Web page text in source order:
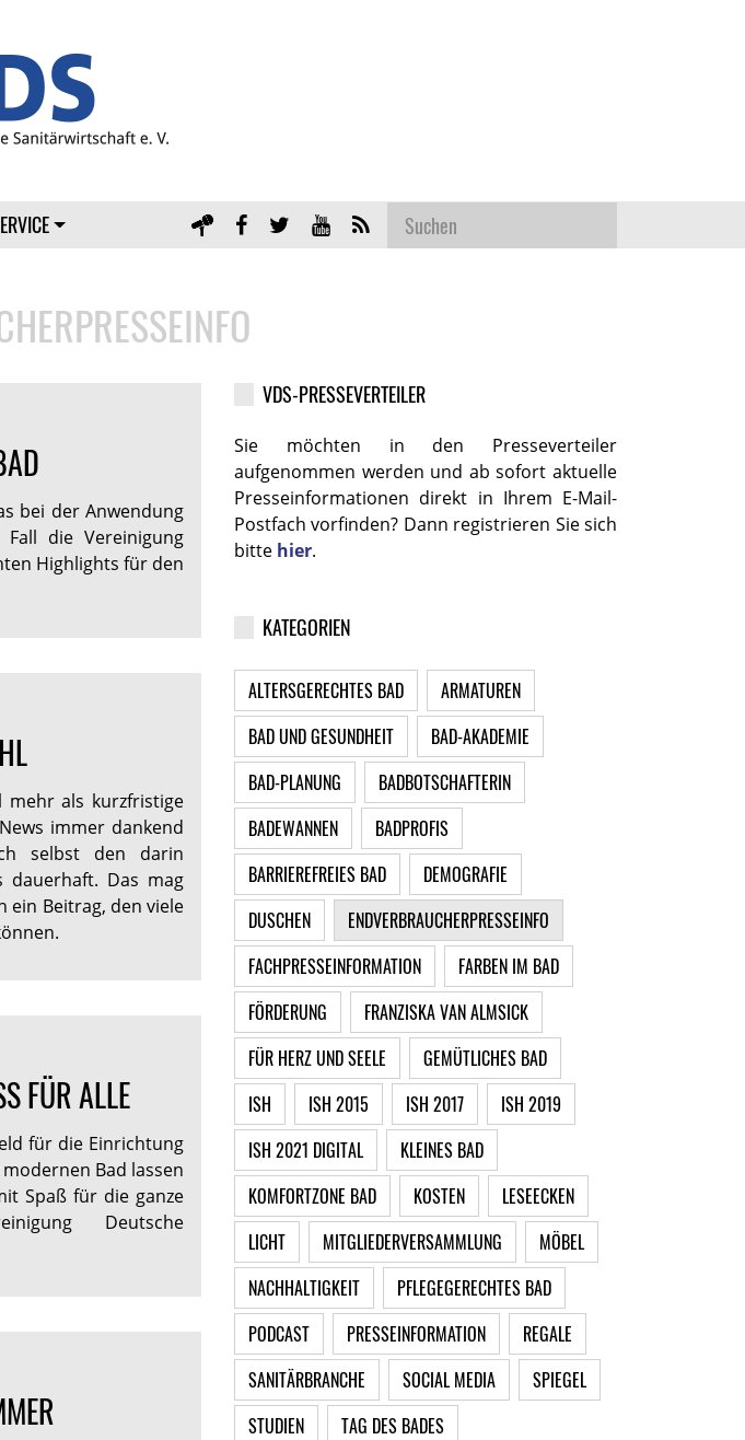
bei der Anwendung
die Vereinigung
Highlights für den
mehr als kurzfristige
immer dankend
selbst den darin
dauerhaft. Das mag
Beitrag, den viele
FÜR ALLE
für die Einrichtung
Bad lassen
Spaß für die ganze
Deutsche
VDS-PRESSEVERTEILER
Sie möchten in den Presseverteiler
aufgenommen werden und ab sofort aktuelle
Presseinformationen direkt in Ihrem E-Mail-
Postfach vorfinden? Dann registrieren Sie sich
bitte hier.
KATEGORIEN
ALTERSGERECHTES BAD
ARMATUREN
BAD UND GESUNDHEIT
BAD-AKADEMIE
BAD-PLANUNG
BADBOTSCHAFTERIN
BADEWANNEN
BADPROFIS
BARRIEREFREIES BAD
DEMOGRAFIE
DUSCHEN
ENDVERBRAUCHERPRESSEINFO
FACHPRESSEINFORMATION
FARBEN IM BAD
FÖRDERUNG
FRANZISKA VAN ALMSICK
FÜR HERZ UND SEELE
GEMÜTLICHES BAD
ISH
ISH 2015 ISH 2017
ISH 2019
ISH 2021 DIGITAL
KLEINES BAD
KOMFORTZONE BAD
KOSTEN
LESEECKEN
LICHT
MITGLIEDERVERSAMMLUNG
MÖBEL
NACHHALTIGKEIT
PFLEGEGERECHTES BAD
PODCAST
PRESSEINFORMATION
REGALE
SANITÄRBRANCHE
SOCIAL MEDIA
SPIEGEL
STUDIEN
TAG DES BADES